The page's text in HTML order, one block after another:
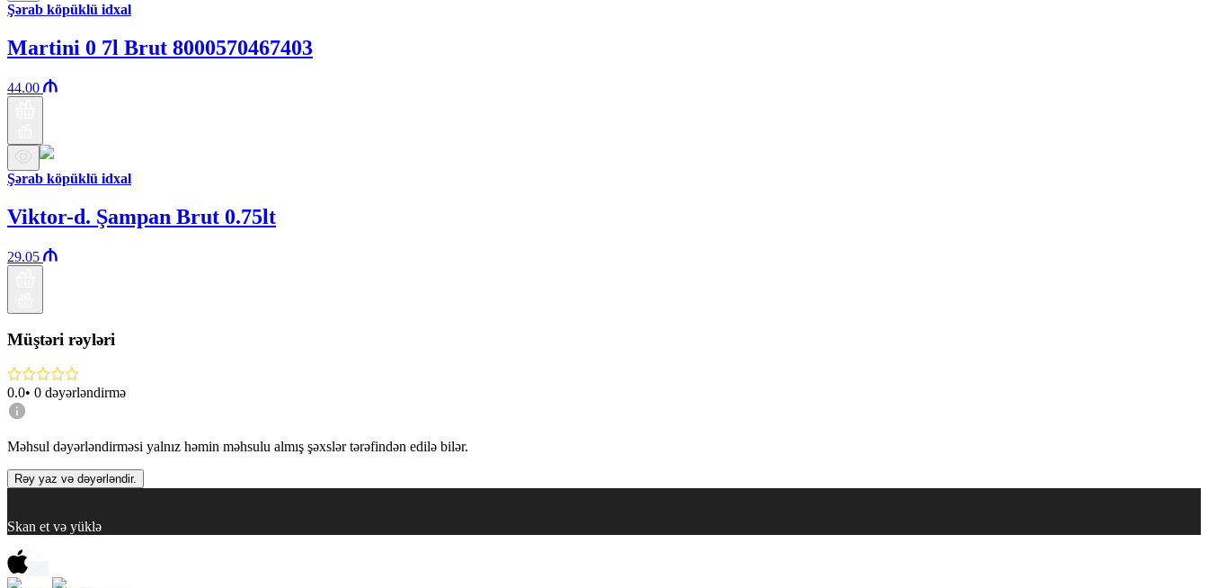
Şərab köpüklü idxal
Martini 0 7l Brut 8000570467403
44.00
Şərab köpüklü idxal
Viktor-d. Şampan Brut 0.75lt
29.05
Müştəri rəyləri
0.0• 0 dəyərləndirmə
Məhsul dəyərləndirməsi yalnız həmin məhsulu almış şəxslər tərəfindən edilə bilər.
Rəy yaz və dəyərləndir.
Skan et və yüklə